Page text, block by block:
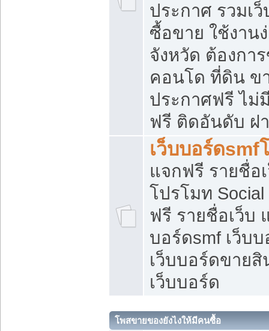
ประกาศ รวมเ
ซื้อขาย ใช้งาน
จังหวัด ต้องกา
คอนโด ที่ดิน ข
ประกาศฟรี ไม่
ฟรี ติดอันดับ ฝ
เว็บบอร์ดsmf
แจกฟรี รายชื่อ
โปรโมท
ฟรี รายชื่อเว็บ
บอร์ดsmf เว็บ
เว็บบอร์ดขาย
เว็บบอร์ด
โพสขายของยังไงให้มีคนซื้อ